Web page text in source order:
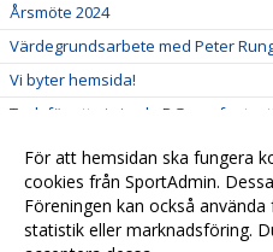
Årsmöte 2024
Värdegrundsarbete med Peter
Vi byter hemsida!
Tack för att ni gjorde DG cup
Lottning DG-cup 2024
Nu släpper vi årets julklapp!
Välkomna till FC Gute!
För att hemsidan ska fungera
cookies från SportAdmin.
Föreningen kan också
statistik eller marknadsföring.